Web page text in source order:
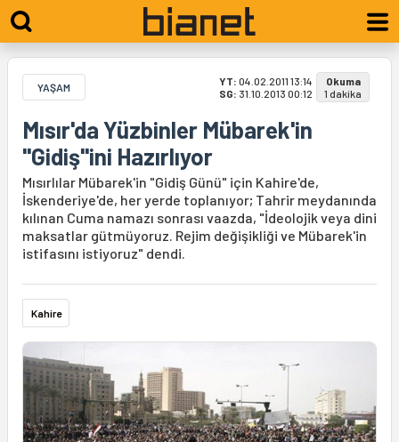
YAŞAM YT: 04.02.2011 13:14
SG: 31.10.2013 00:12
Okuma
1 dakika
Mısır'da Yüzbinler Mübarek'in
"Gidiş"ini Hazırlıyor
Mısırlılar Mübarek'in "Gidiş Günü" için Kahire'de,
İskenderiye'de, her yerde toplanıyor; Tahrir meydanında
kılınan Cuma namazı sonrası vaazda, "İdeolojik veya dini
maksatlar gütmüyoruz. Rejim değişikliği ve Mübarek'in
istifasını istiyoruz" dendi.
Kahire